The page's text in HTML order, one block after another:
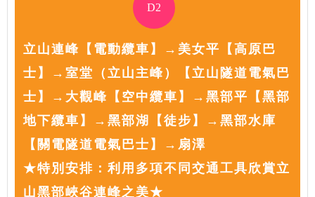
D2
立山連峰【電動纜車】→美女平【高原巴
士】→室堂（立山主峰）【立山隧道電氣巴
士】→大觀峰【空中纜車】→黑部平【黑部
地下纜車】→黑部湖【徒步】→黑部水庫
【關電隧道電氣巴士】→扇澤
★特別安排：利用多項不同交通工具欣賞立
山黑部峽谷連峰之美★